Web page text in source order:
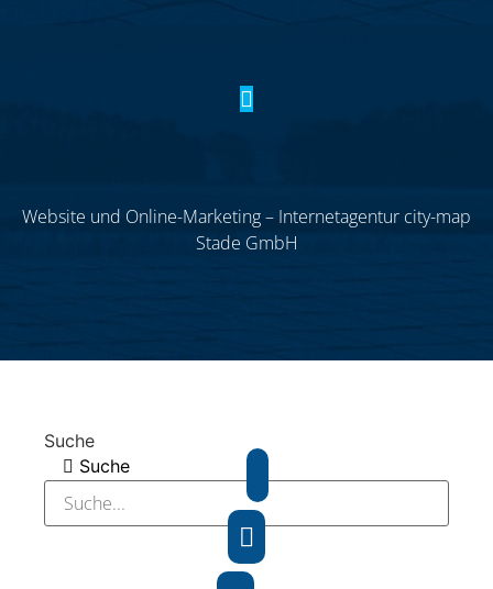
Website und Online-Marketing – Internetagentur city-map
Stade GmbH
Suche
Suche